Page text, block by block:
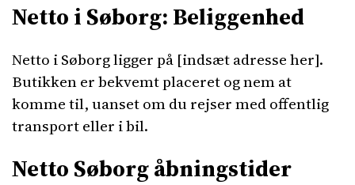
Netto i Søborg: Beliggenhed
Netto i Søborg ligger på [indsæt adresse her].
Butikken er bekvemt placeret og nem at
komme til, uanset om du rejser med offentlig
transport eller i bil.
Netto Søborg åbningstider